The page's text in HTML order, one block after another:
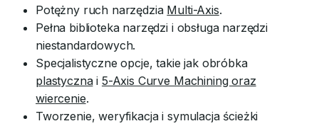
Potężny ruch narzędzia Multi-Axis.
Pełna biblioteka narzędzi i obsługa narzędzi
niestandardowych.
Specjalistyczne opcje, takie jak obróbka
plastycznai 5-Axis Curve Machining oraz
wiercenie.
Tworzenie, weryfikacja i symulacja ścieżki